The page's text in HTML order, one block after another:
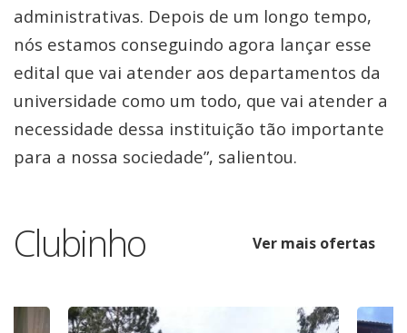
administrativas. Depois de um longo tempo,
nós estamos conseguindo agora lançar esse
edital que vai atender aos departamentos da
universidade como um todo, que vai atender a
necessidade dessa instituição tão importante
para a nossa sociedade”, salientou.
Clubinho Ver mais ofertas